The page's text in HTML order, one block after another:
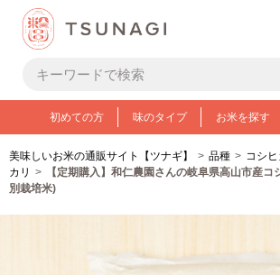
初めての方 味のタイプ お米を探す
美味しいお米の通販サイト【ツナギ】 品種 コシヒ
カリ
【定期購入】和仁農園さんの岐阜県高山市産
別栽培米)